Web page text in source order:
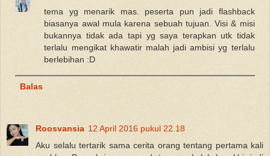
tema yg menarik mas. peserta pun jadi flashback
biasanya awal mula karena sebuah tujuan. Visi & misi
bukannya tidak ada tapi yg saya terapkan utk tidak
terlalu mengikat khawatir malah jadi ambisi yg terlalu
berlebihan :D
Balas
Roosvansia 12 April 2016 pukul 22.18
Aku selalu tertarik sama cerita orang tentang pertama kali